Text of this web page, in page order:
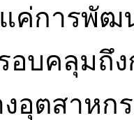
ค่การพัฒ
อบคลุมถึ
อุตสาหก